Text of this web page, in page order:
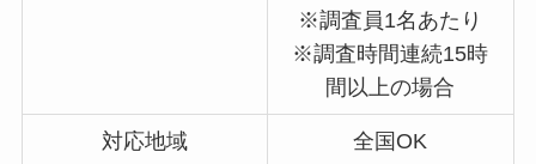
※調査員1名あたり
※調査時間連続15時
間以上の場合
対応地域 全国OK